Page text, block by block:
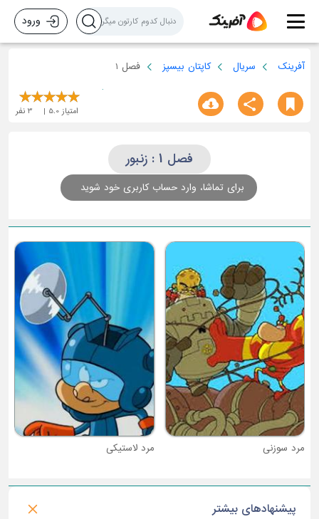
ورود
آفرینک سریال کاپتان بیسپز فصل 1
امتیاز 5.0
3 نفر
فصل 1 : زنبور
برای تماشا، وارد حساب کاربری خود شوید
پیشنهادهای بیشتر